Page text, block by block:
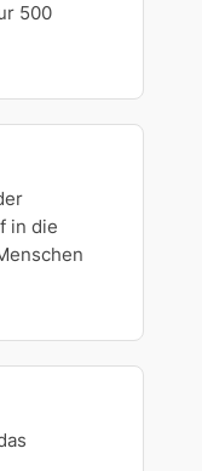
500
in die